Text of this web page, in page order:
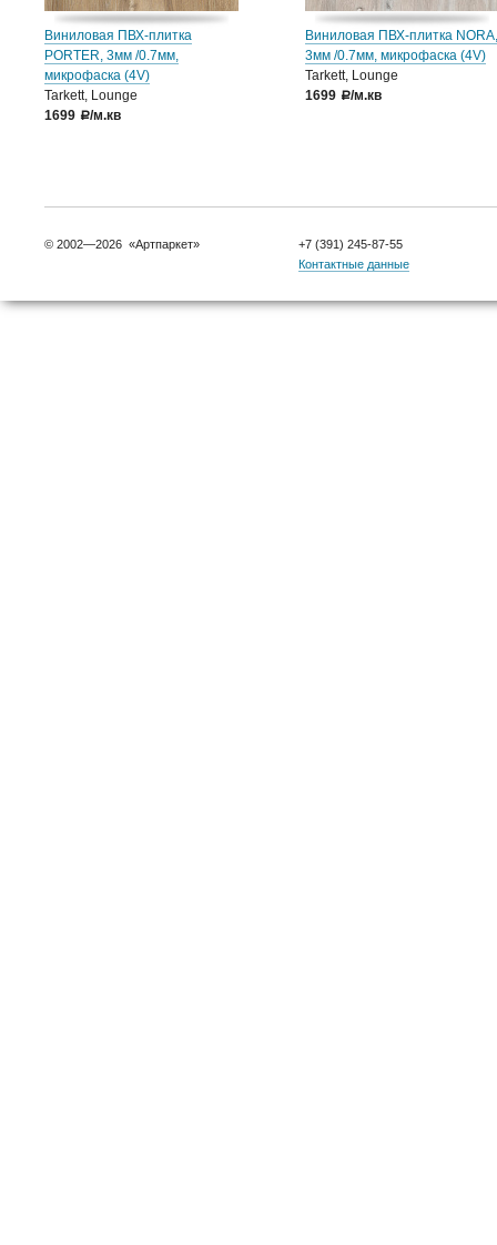
Виниловая ПВХ-плитка
PORTER, 3мм /0.7мм,
микрофаска (4V)
Tarkett, Lounge
1699
a/м.кв
Виниловая ПВХ-плитка NORA,
3мм /0.7мм, микрофаска (4V)
Tarkett, Lounge
1699
a/м.кв
© 2002—2026 «Артпаркет»
+7 (391) 245-87-55
Контактные данные